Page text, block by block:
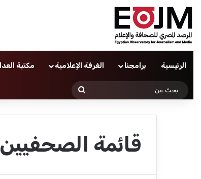
الرئيسية برامجنا الغرفة الإعلامية مكتبة
قائمة